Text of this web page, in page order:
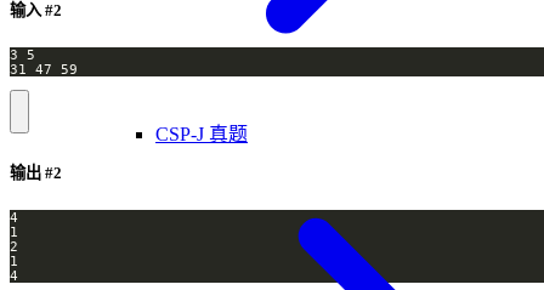
CSP-J 真题
输入 #2
31 47 59
输出 #2
4